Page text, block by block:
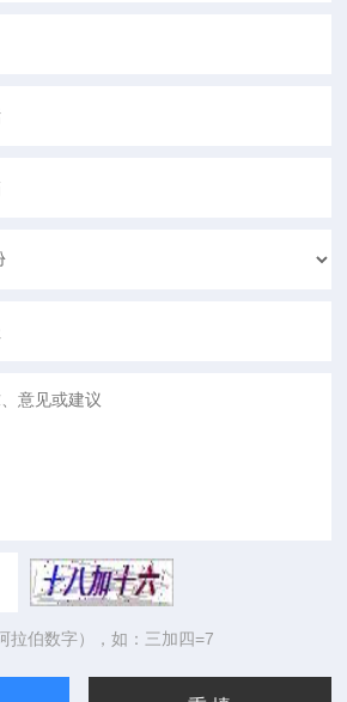
拉伯数字），如：三加四=7